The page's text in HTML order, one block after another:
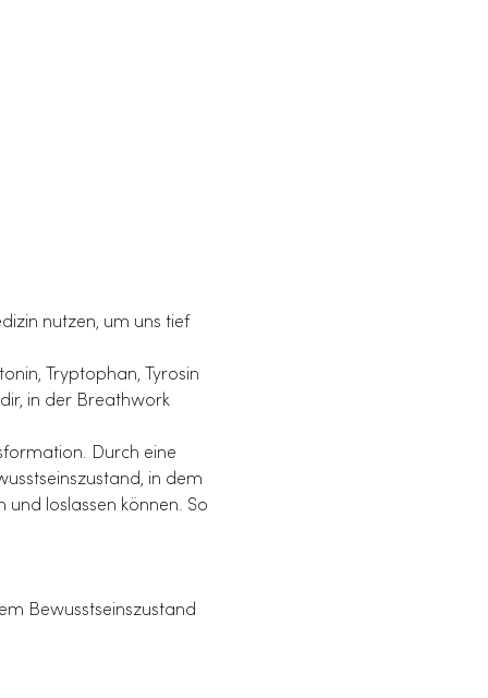
nutzen, um uns tief
Tryptophan, Tyrosin
in der Breathwork
Durch eine
in dem
und loslassen können. So
Bewusstseinszustand